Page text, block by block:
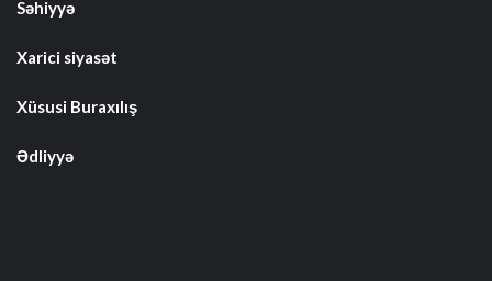
Səhiyyə
Xarici siyasət
Xüsusi Buraxılış
Ədliyyə